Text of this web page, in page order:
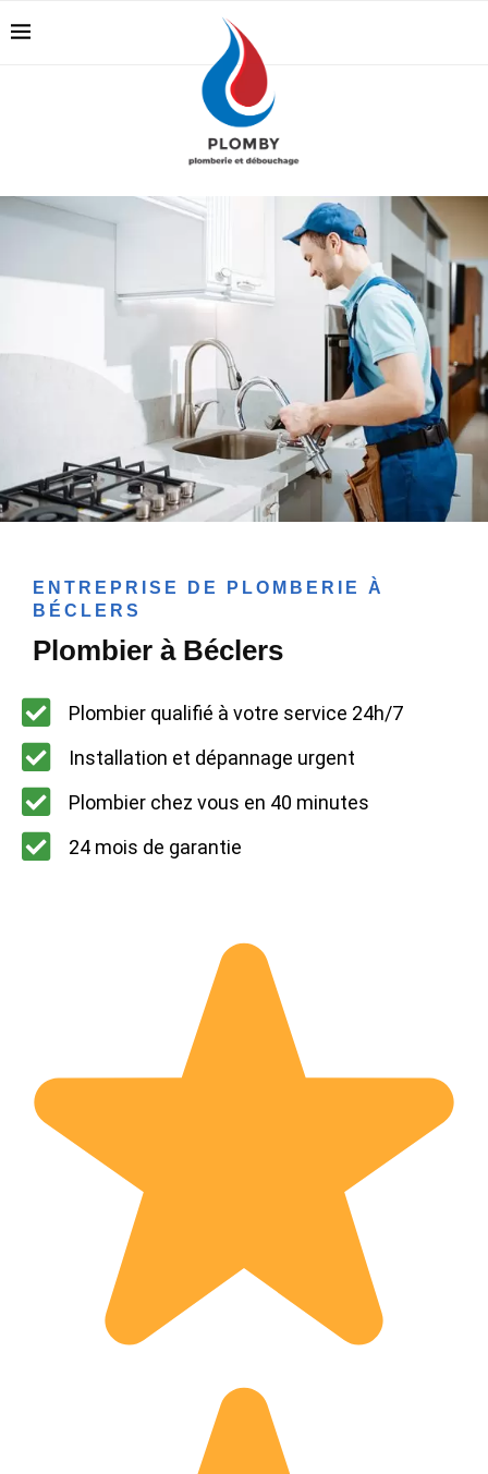
ENTREPRISE DE PLOMBERIE À
BÉCLERS
Plombier à Béclers
Plombier qualifié à votre service 24h/7
Installation et dépannage urgent
Plombier chez vous en 40 minutes
24 mois de garantie